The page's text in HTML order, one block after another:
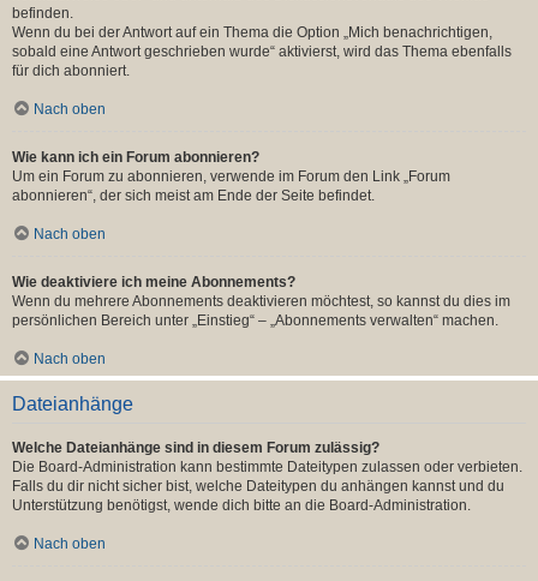
befinden.
Wenn du bei der Antwort auf ein Thema die Option „Mich benachrichtigen,
sobald eine Antwort geschrieben wurde“ aktivierst, wird das Thema ebenfalls
für dich abonniert.
Nach oben
Wie kann ich ein Forum abonnieren?
Um ein Forum zu abonnieren, verwende im Forum den Link „Forum
abonnieren“, der sich meist am Ende der Seite befindet.
Nach oben
Wie deaktiviere ich meine Abonnements?
Wenn du mehrere Abonnements deaktivieren möchtest, so kannst du dies im
persönlichen Bereich unter „Einstieg“ – „Abonnements verwalten“ machen.
Nach oben
Dateianhänge
Welche Dateianhänge sind in diesem Forum zulässig?
Die Board-Administration kann bestimmte Dateitypen zulassen oder verbieten.
Falls du dir nicht sicher bist, welche Dateitypen du anhängen kannst und du
Unterstützung benötigst, wende dich bitte an die Board-Administration.
Nach oben